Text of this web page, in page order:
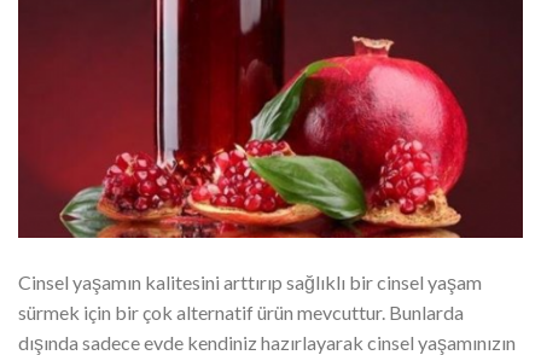
Cinsel yaşamın kalitesini arttırıp sağlıklı bir cinsel yaşam
sürmek için bir çok alternatif ürün mevcuttur. Bunlarda
dışında sadece evde kendiniz hazırlayarak cinsel yaşamınızın